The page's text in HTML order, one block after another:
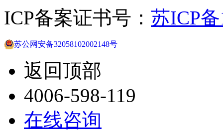
ICP备案证书号： 苏ICP
苏公网安备32058102002148号
返回顶部
4006-598-119
在线咨询